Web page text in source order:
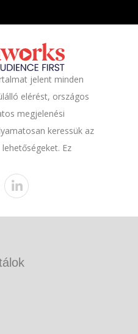
jelent minden
elérést, országos
megjelenési
keressük az
Ez